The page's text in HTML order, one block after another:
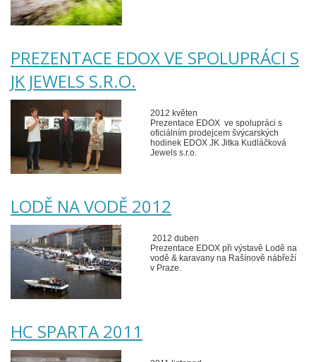
PREZENTACE EDOX VE SPOLUPRÁCI S
JK JEWELS S.R.O.
2012 květen
Prezentace EDOX ve spolupráci s
oficiálním prodejcem švýcarských
hodinek EDOX JK Jitka Kudláčková
Jewels s.r.o.
LODĚ NA VODĚ 2012
2012 duben
Prezentace EDOX při výstavě Lodě na
vodě & karavany na Rašínově nábřeží
v Praze.
HC SPARTA 2011